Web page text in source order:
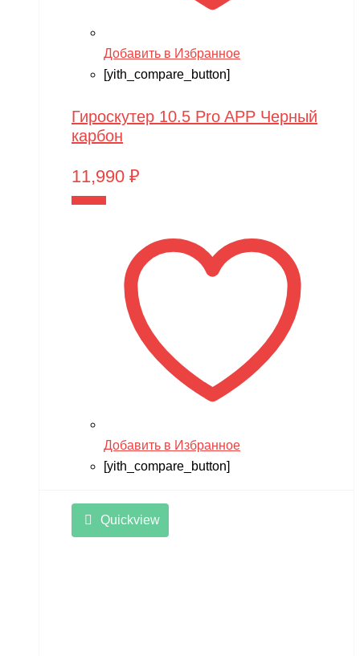
Добавить в Избранное
[yith_compare_button]
Гироскутер 10.5 Pro APP Черный
карбон
11,990 ₽
Добавить в Избранное
[yith_compare_button]
Quickview